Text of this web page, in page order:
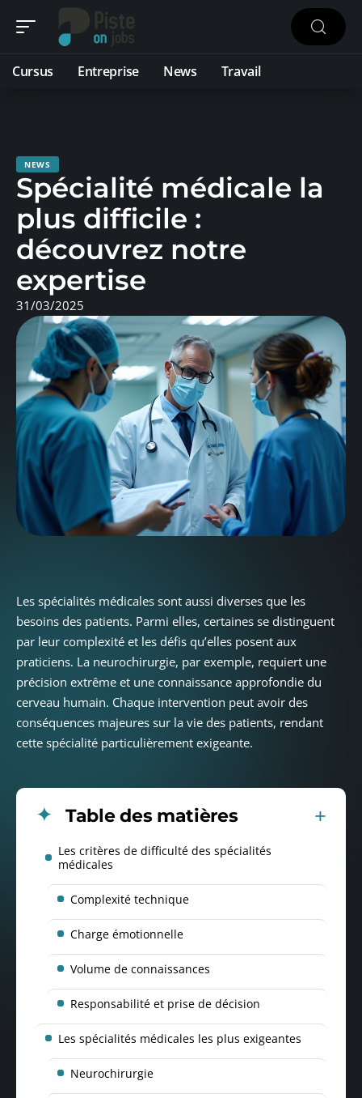
Cursus Entreprise News Travail
NEWS
Spécialité médicale la
plus difficile :
découvrez notre
expertise
31/03/2025
Les spécialités médicales sont aussi diverses que les
besoins des patients. Parmi elles, certaines se distinguent
par leur complexité et les défis qu’elles posent aux
praticiens. La neurochirurgie, par exemple, requiert une
précision extrême et une connaissance approfondie du
cerveau humain. Chaque intervention peut avoir des
conséquences majeures sur la vie des patients, rendant
cette spécialité particulièrement exigeante.
Table des matières
Les critères de difficulté des spécialités
médicales
Complexité technique
Charge émotionnelle
Volume de connaissances
Responsabilité et prise de décision
Les spécialités médicales les plus exigeantes
Neurochirurgie